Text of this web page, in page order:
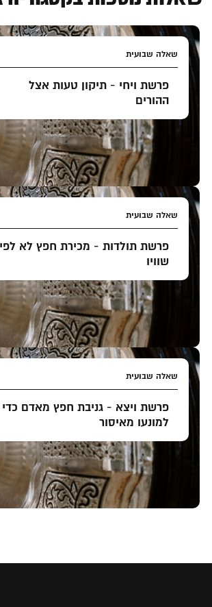
שאלה שבועית
פרשת ויחי - תיקון טעות אצל
ההורים
שאלה שבועית
פרשת תולדות - מכירת חפץ לא לפי
שוויו
שאלה שבועית
פרשת ויצא - גניבת חפץ מאדם כדי
למונעו מאיסור